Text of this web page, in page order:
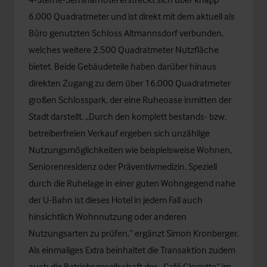
6.000 Quadratmeter und ist direkt mit dem aktuell als
Büro genutzten Schloss Altmannsdorf verbunden,
welches weitere 2.500 Quadratmeter Nutzfläche
bietet. Beide Gebäudeteile haben darüber hinaus
direkten Zugang zu dem über 16.000 Quadratmeter
großen Schlosspark, der eine Ruheoase inmitten der
Stadt darstellt. „Durch den komplett bestands- bzw.
betreiberfreien Verkauf ergeben sich unzählige
Nutzungsmöglichkeiten wie beispielsweise Wohnen,
Seniorenresidenz oder Präventivmedizin. Speziell
durch die Ruhelage in einer guten Wohngegend nahe
der U-Bahn ist dieses Hotel in jedem Fall auch
hinsichtlich Wohnnutzung oder anderen
Nutzungsarten zu prüfen,“ ergänzt Simon Kronberger.
Als einmaliges Extra beinhaltet die Transaktion zudem